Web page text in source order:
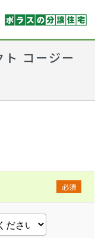
コージー
必須